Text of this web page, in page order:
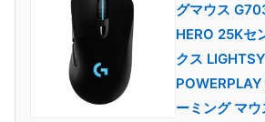
グマウス
HERO 25Kセ
クス
ーミング マ